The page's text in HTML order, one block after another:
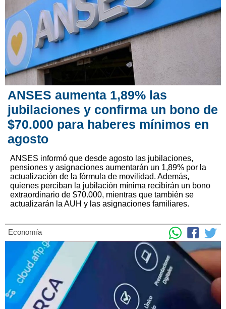
ANSES aumenta 1,89% las
jubilaciones y confirma un bono de
$70.000 para haberes mínimos en
agosto
ANSES informó que desde agosto las jubilaciones,
pensiones y asignaciones aumentarán un 1,89% por la
actualización de la fórmula de movilidad. Además,
quienes perciban la jubilación mínima recibirán un bono
extraordinario de $70.000, mientras que también se
actualizarán la AUH y las asignaciones familiares.
Economía